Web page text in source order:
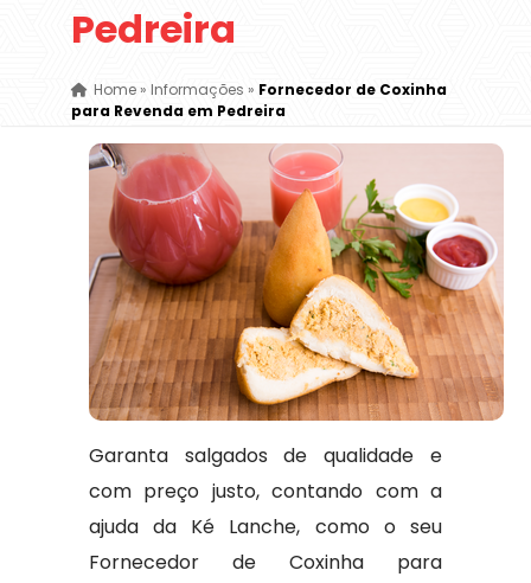
Pedreira
Home» Informações » Fornecedor de Coxinha
para Revenda em Pedreira
Garanta salgados de qualidade e
com preço justo, contando com a
ajuda da Ké Lanche, como o seu
Fornecedor de Coxinha para